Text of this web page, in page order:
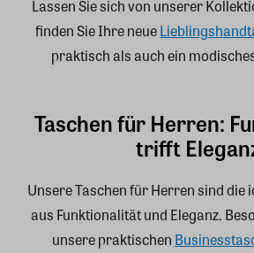
Lassen Sie sich von unserer
finden Sie Ihre neue
praktisch als auch ein
Taschen für Herren:
trifft
Unsere Taschen für Herren sind die
aus Funktionalität und Eleganz.
unsere praktischen